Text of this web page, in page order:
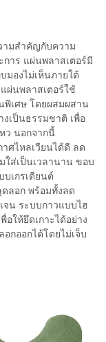
ามสำคัญกับความ
าร แผ่นพลาสเตอร์มี
มองไม่เห็นภายใต้
ผ่นพลาสเตอร์ใช้
เศษ โดยผสมผสาน
เป็นธรรมชาติ เพื่อ
ว นอกจากนี้
ศไหลเวียนได้ดี ลด
ใส่เป็นเวลานาน ขอบ
เกรเดียนต์
ลอก พร้อมทั้งลด
จน ระบบกาวแบบไฮ
ให้ยึดเกาะได้อย่าง
กออกได้โดยไม่เจ็บ